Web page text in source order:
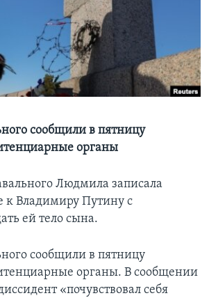
сообщили в пятницу
органы
Людмила записала
к Владимиру Путину с
ей тело сына.
сообщили в пятницу
органы. В сообщении
«почувствовал себя